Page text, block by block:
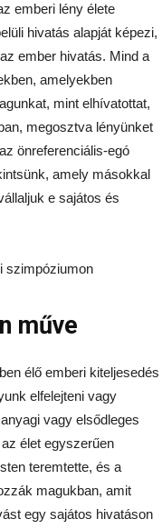
emberi lény élete
hivatás alapját képezi,
ember hivatás. Mind a
amelyekben
mint elhívatottat,
megosztva lényünket
önreferenciális-egó
amely másokkal
e sajátos és
műve
élő emberi kiteljesedés
elfelejteni vagy
vagy elsődleges
élet egyszerűen
teremtette, és a
magukban, amit
egy sajátos hivatáson